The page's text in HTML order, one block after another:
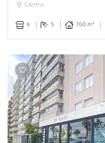
Centro
6 5 700 m²